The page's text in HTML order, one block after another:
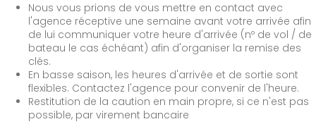
Nous vous prions de vous mettre en contact avec
l'agence réceptive une semaine avant votre arrivée afin
de lui communiquer votre heure d'arrivée (nº de vol / de
bateau le cas échéant) afin d'organiser la remise des
clés.
En basse saison, les heures d'arrivée et de sortie sont
flexibles. Contactez l'agence pour convenir de l'heure.
Restitution de la caution en main propre, si ce n'est pas
possible, par virement bancaire